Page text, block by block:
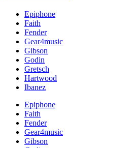
Epiphone
Faith
Fender
Gear4music
Gibson
Godin
Gretsch
Hartwood
Ibanez
Epiphone
Faith
Fender
Gear4music
Gibson